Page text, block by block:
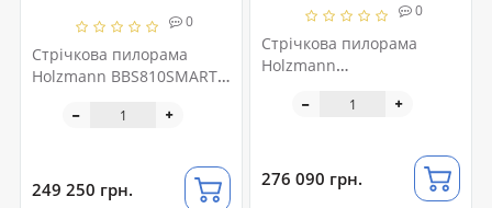
0
Стрічкова пилорама
Holzmann BBS810SMART-
249 250 грн.
0
Стрічкова пилорама
Holzmann
276 090 грн.